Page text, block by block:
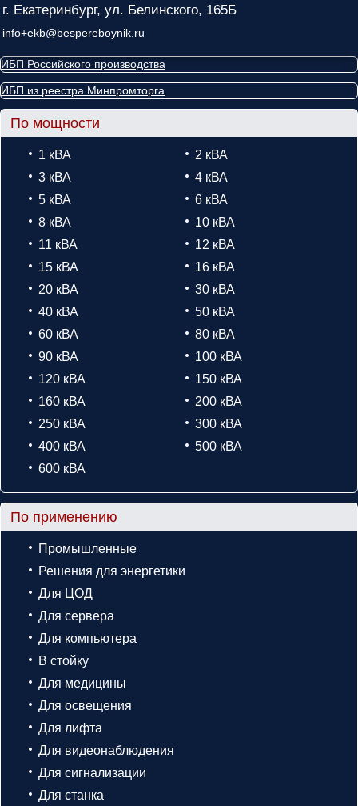
г. Екатеринбург, ул. Белинского, 165Б
info+ekb@bespereboynik.ru
ИБП Российского производства
ИБП из реестра Минпромторга
По мощности
1 кВА
2 кВА
3 кВА
4 кВА
5 кВА
6 кВА
8 кВА
10 кВА
11 кВА
12 кВА
15 кВА
16 кВА
20 кВА
30 кВА
40 кВА
50 кВА
60 кВА
80 кВА
90 кВА
100 кВА
120 кВА
150 кВА
160 кВА
200 кВА
250 кВА
300 кВА
400 кВА
500 кВА
600 кВА
По применению
Промышленные
Решения для энергетики
Для ЦОД
Для сервера
Для компьютера
В стойку
Для медицины
Для освещения
Для лифта
Для видеонаблюдения
Для сигнализации
Для станка